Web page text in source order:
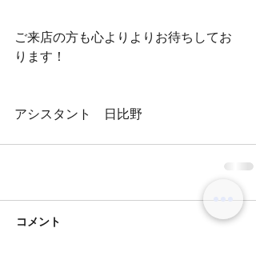
ご来店の方も心よりよりお待ちしてお
ります！
アシスタント　日比野
コメント